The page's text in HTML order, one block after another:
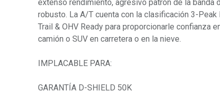
extenso rendimiento, agresivo patrón de la banda
robusto. La A/T cuenta con la clasificación 3-
Trail & OHV Ready para proporcionarle confianza
camión o SUV en carretera o en la nieve.
IMPLACABLE PARA:
GARANTÍA D-SHIELD 50K